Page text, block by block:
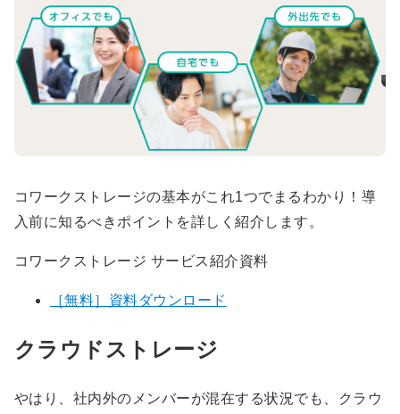
コワークストレージの基本がこれ1つでまるわかり！導
入前に知るべきポイントを詳しく紹介します。
コワークストレージ サービス紹介資料
［無料］資料ダウンロード
クラウドストレージ
やはり、社内外のメンバーが混在する状況でも、クラウ